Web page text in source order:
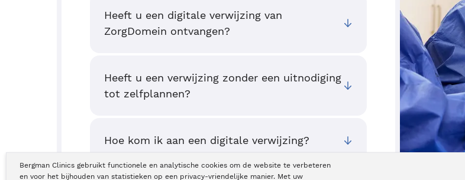
Bergman Clinics gebruikt functionele en analytische cookies om de website te verbeteren
en voor het bijhouden van statistieken op een privacy-vriendelijke manier. Met uw
Heeft u een digitale verwijzing van
ZorgDomein ontvangen?
Heeft u een verwijzing zonder een uitnodiging
tot zelfplannen?
Hoe kom ik aan een digitale verwijzing?